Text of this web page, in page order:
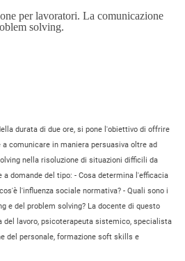
durata di due ore, si pone l'obiettivo di offrire
comunicare in maniera persuasiva oltre ad
nella risoluzione di situazioni difficili da
domande del tipo: - Cosa determina l'efficacia
l'influenza sociale normativa? - Quali sono i
e del problem solving? La docente di questo
del lavoro, psicoterapeuta sistemico, specialista
del personale, formazione soft skills e